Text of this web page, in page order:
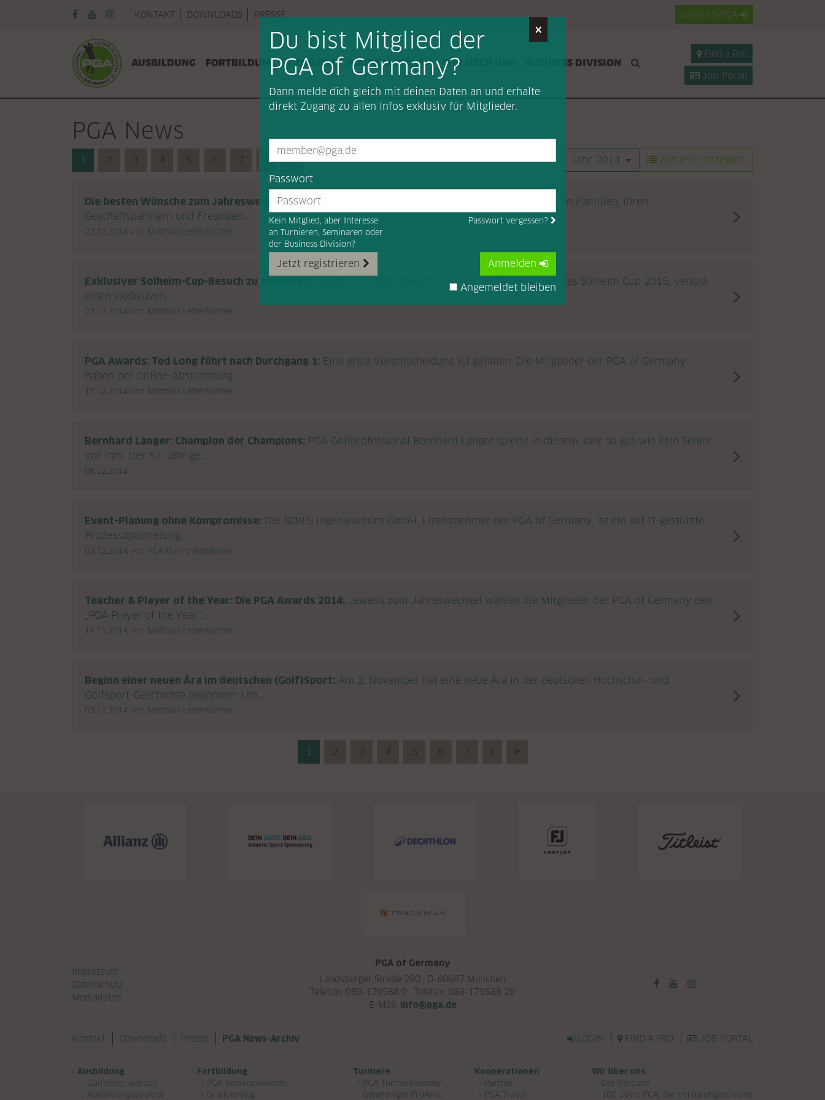
Login MyPGA
Navigation überspringen
KONTAKT DOWNLOADS PRESSE
Navigation überspringen
AUSBILDUNG FORTBILDUNG TURNIERE KOOPERATIONEN WIR ÜBER UNS BUSINESS DIVISION
Find a Pro
Job-Portal
PGA News
1 2 3 4 5 6 7 Next (Vorwärts)
Last (Ende) Jahr 2014 Aktuelle anzeigen
Die besten Wünsche zum Jahreswechsel:Die PGA of Germany wünscht ihren Mitgliedern und deren Familien, ihren
Geschäftspartnern und Freunden...
23.12.2014 von Matthias Lettenbichler
Exklusiver Solheim-Cup-Besuch zu gewinnen:
PGA Poolpartner golf.extra, offizieller Reisepartner des Solheim Cup 2015, verlost
einen exklusiven...
23.12.2014 von Matthias Lettenbichler
PGA Awards: Ted Long führt nach Durchgang 1: Eine erste Vorentscheidung ist gefallen: Die Mitglieder der PGA of Germany
haben per Online-Abstimmung...
17.12.2014 von Matthias Lettenbichler
Bernhard Langer: Champion der Champions: PGA Golfprofessional Bernhard Langer spielte in diesem Jahr so gut wie kein Senior
vor ihm. Der 57-Jährige...
08.12.2014
Event-Planung ohne Kompromisse: Die NORIS Ingenieurbüro GmbH, Lizenznehmer der PGA of Germany, ist ein auf IT-gestützte
Prozessoptimierung...
03.12.2014 von PGA Online-Redaktion
Teacher & Player of the Year: Die PGA Awards 2014: Jeweils zum Jahreswechsel wählen die Mitglieder der PGA of Germany den
„PGA Player of the Year“...
14.11.2014 von Matthias Lettenbichler
Beginn einer neuen Ära im deutschen (Golf)Sport: Am 2. November hat eine neue Ära in der deutschen Hochschul- und
Golfsport-Geschichte begonnen: Um...
03.11.2014 von Matthias Lettenbichler
1 2 3 4 5 6 7 Next (Vorwärts)
×
Du bist Mitglied der
PGA of Germany?
Dann melde dich gleich mit deinen Daten an und erhalte
direkt Zugang zu allen Infos exklusiv für Mitglieder.
Passwort
Kein Mitglied, aber Interesse
an Turnieren, Seminaren oder
der Business Division?
Passwort vergessen?
Jetzt registrieren Anmelden
Angemeldet bleiben
Navigation überspringen
Impressum
Datenschutz
Mediadaten
PGA of Germany
Landsberger Straße 290 . D-80687 München
Telefon: 089-179588 0 . Telefax: 089-179588 29
E-Mail: info@pga.de
Navigation überspringen
Kontakt Downloads Presse PGA News-Archiv LOGIN FIND A PRO JOB-PORTAL
Navigation überspringen
Ausbildung
Golflehrer werden
Ausbildungsstruktur
Fortbildung
PGA Seminarkalender
Graduierung
Turniere
PGA Turnierkalender
Genehmigte ProAms
Kooperationen
Partner
PGA Travel
Wir über uns
Der Verband
100 Jahre PGA: Die Verbandsgeschichte